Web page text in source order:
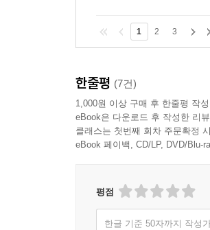
1 2 3
한줄평 (7건)
1,000원 이상 구매 후 한줄평 작성
eBook은 다운로드 후 작성한 리
클래스는 첫번째 회차 주문확정
eBook 페이백, CD/LP, DVD/Blu-
평점
한글 기준 50자까지 작성